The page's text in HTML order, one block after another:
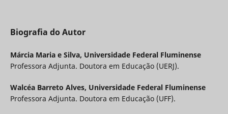
Biografia do Autor
Márcia Maria e Silva, Universidade Federal Fluminense
Professora Adjunta. Doutora em Educação (UERJ).
Walcéa Barreto Alves, Universidade Federal Fluminense
Professora Adjunta. Doutora em Educação (UFF).